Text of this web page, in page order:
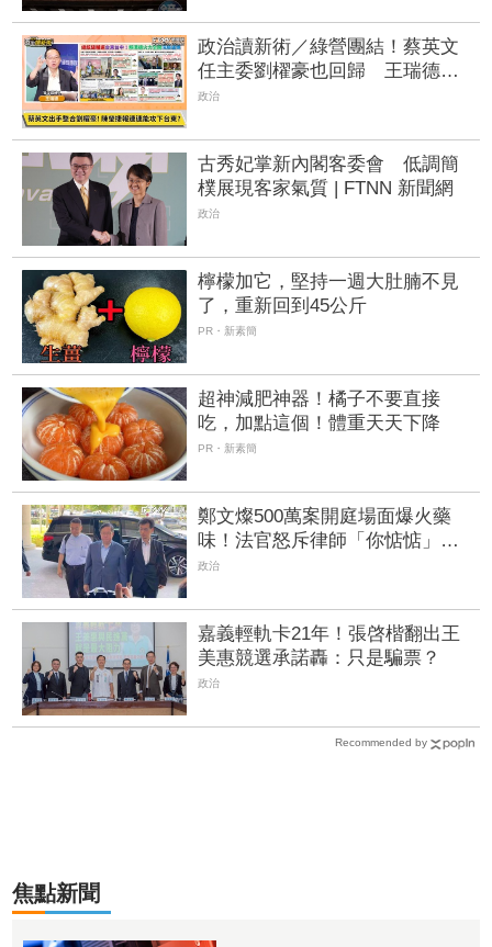
政治讀新術／綠營團結！蔡英文
任主委劉櫂豪也回歸 王瑞德預
言：民進黨最接近拿下台東的一
政治
古秀妃掌新內閣客委會 低調簡
樸展現客家氣質 | FTNN 新聞網
政治
檸檬加它，堅持一週大肚腩不見
了，重新回到45公斤
PR・新素簡
超神減肥神器！橘子不要直接
吃，加點這個！體重天天下降
PR・新素簡
鄭文燦500萬案開庭場面爆火藥
味！法官怒斥律師「你惦惦」後
道歉了
政治
嘉義輕軌卡21年！張啓楷翻出王
美惠競選承諾轟：只是騙票？
政治
Recommended by
焦點新聞